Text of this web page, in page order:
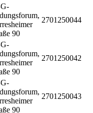
90
2701250044
90
2701250042
90
2701250043